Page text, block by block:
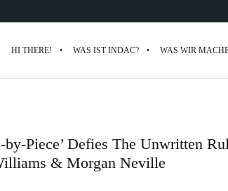
HI THERE! WAS IST INDAC? WAS WIR
Piece’ Defies The Unwritten
& Morgan Neville